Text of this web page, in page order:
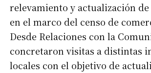
relevamiento y actualización
en el marco del censo de
Desde Relaciones con la
concretaron visitas a distintas
locales con el objetivo de